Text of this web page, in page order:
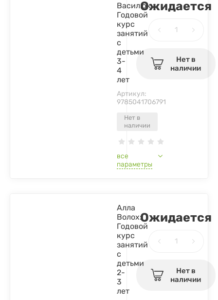
Нет в
наличии
Василюк:
Годовой
курс
занятий
с
детьми
3-
4
лет
Артикул:
9785041706791
все
параметры
Ожидается
Нет в
наличии
Алла
Волох:
Годовой
курс
занятий
с
детьми
2-
3
лет
Ожидается
Нет в
наличии